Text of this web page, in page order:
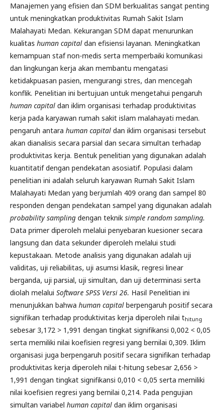
Manajemen yang efisien dan SDM berkualitas sangat penting
untuk meningkatkan produktivitas Rumah Sakit Islam
Malahayati Medan. Kekurangan SDM dapat menurunkan
kualitas human capital dan efisiensi layanan. Meningkatkan
kemampuan staf non-medis serta memperbaiki komunikasi
dan lingkungan kerja akan membantu mengatasi
ketidakpuasan pasien, mengurangi stres, dan mencegah
konflik. Penelitian ini bertujuan untuk mengetahui pengaruh
human capital dan iklim organisasi terhadap produktivitas
kerja pada karyawan rumah sakit islam malahayati medan.
pengaruh antara human capital dan iklim organisasi tersebut
akan dianalisis secara parsial dan secara simultan terhadap
produktivitas kerja. Bentuk penelitian yang digunakan adalah
kuantitatif dengan pendekatan asosiatif. Populasi dalam
penelitian ini adalah seluruh karyawan Rumah Sakit Islam
Malahayati Medan yang berjumlah 409 orang dan sampel 80
responden dengan pendekatan sampel yang digunakan adalah
probability sampling dengan teknik simple random sampling.
Data primer diperoleh melalui penyebaran kuesioner secara
langsung dan data sekunder diperoleh melalui studi
kepustakaan. Metode analisis yang digunakan adalah uji
validitas, uji reliabilitas, uji asumsi klasik, regresi linear
berganda, uji parsial, uji simultan, dan uji determinasi serta
diolah melalui Software SPSS Versi 26. Hasil Penelitian ini
menunjukkan bahwa human capital berpengaruh positif secara
signifikan terhadap produktivitas kerja diperoleh nilai thitung
sebesar 3,172 > 1,991 dengan tingkat signifikansi 0,002 < 0,05
serta memiliki nilai koefisien regresi yang bernilai 0,309. Iklim
organisasi juga berpengaruh positif secara signifikan terhadap
produktivitas kerja diperoleh nilai t-hitung sebesar 2,656 >
1,991 dengan tingkat signifikansi 0,010 < 0,05 serta memiliki
nilai koefisien regresi yang bernilai 0,214. Pada pengujian
simultan variabel human capital dan iklim organisasi